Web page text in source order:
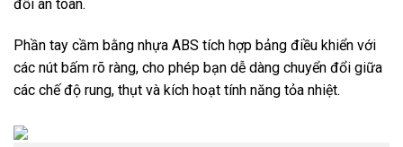
đối an toàn.
Phần tay cầm bằng nhựa ABS tích hợp bảng điều khiển với
các nút bấm rõ ràng, cho phép bạn dễ dàng chuyển đổi giữa
các chế độ rung, thụt và kích hoạt tính năng tỏa nhiệt.